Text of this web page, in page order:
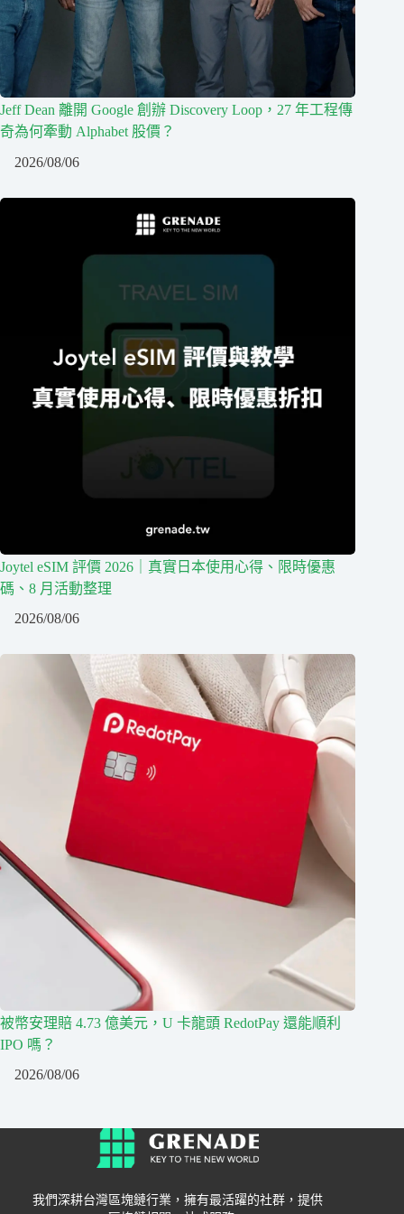
Jeff Dean 離開 Google 創辦 Discovery Loop，27 年工程傳
奇為何牽動 Alphabet 股價？
2026/08/06
Joytel eSIM 評價 2026｜真實日本使用心得、限時優惠
碼、8 月活動整理
2026/08/06
被幣安理賠 4.73 億美元，U 卡龍頭 RedotPay 還能順利
IPO 嗎？
2026/08/06
我們深耕台灣區塊鏈行業，擁有最活躍的社群，提供